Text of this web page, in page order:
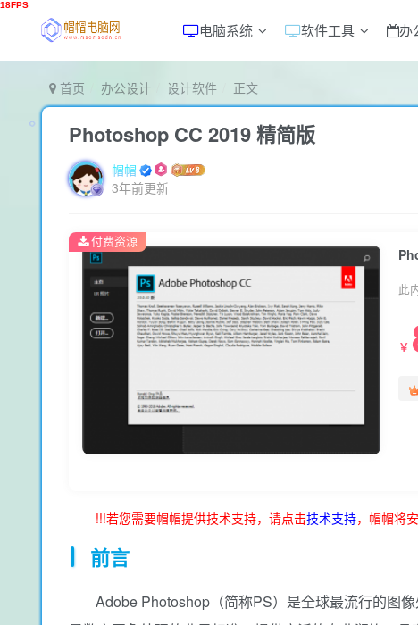
电脑系统 软件工具 办
首页 办公设计 设计软件 正文
Photoshop CC 2019 精简版
帽帽
3年前更新
此
￥
付费资源
!!!若您需要帽帽提供技术支持，请点击技术支持，帽帽将
前言
Adobe Photoshop（简称PS）是全球最流行的图